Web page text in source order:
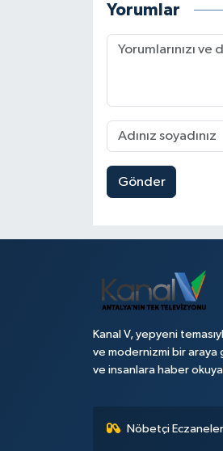
Yorumlar
Gönder
Kanal V, yepyeni
ve modernizmi bir araya
ve insanlara haber
Nöbetçi Eczaneler